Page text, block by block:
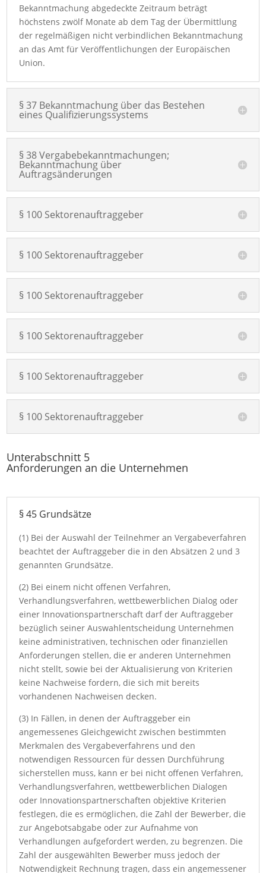
Bekanntmachung abgedeckte Zeitraum beträgt
höchstens zwölf Monate ab dem Tag der Übermittlung
der regelmäßigen nicht verbindlichen Bekanntmachung
an das Amt für Veröffentlichungen der Europäischen
Union.
§ 37 Bekanntmachung über das Bestehen
eines Qualifizierungssystems
§ 38 Vergabebekanntmachungen;
Bekanntmachung über
Auftragsänderungen
§ 100 Sektorenauftraggeber
§ 100 Sektorenauftraggeber
§ 100 Sektorenauftraggeber
§ 100 Sektorenauftraggeber
§ 100 Sektorenauftraggeber
§ 100 Sektorenauftraggeber
Unterabschnitt 5
Anforderungen an die Unternehmen
§ 45 Grundsätze
(1) Bei der Auswahl der Teilnehmer an Vergabeverfahren
beachtet der Auftraggeber die in den Absätzen 2 und 3
genannten Grundsätze.
(2) Bei einem nicht offenen Verfahren,
Verhandlungsverfahren, wettbewerblichen Dialog oder
einer Innovationspartnerschaft darf der Auftraggeber
bezüglich seiner Auswahlentscheidung Unternehmen
keine administrativen, technischen oder finanziellen
Anforderungen stellen, die er anderen Unternehmen
nicht stellt, sowie bei der Aktualisierung von Kriterien
keine Nachweise fordern, die sich mit bereits
vorhandenen Nachweisen decken.
(3) In Fällen, in denen der Auftraggeber ein
angemessenes Gleichgewicht zwischen bestimmten
Merkmalen des Vergabeverfahrens und den
notwendigen Ressourcen für dessen Durchführung
sicherstellen muss, kann er bei nicht offenen Verfahren,
Verhandlungsverfahren, wettbewerblichen Dialogen
oder Innovationspartnerschaften objektive Kriterien
festlegen, die es ermöglichen, die Zahl der Bewerber, die
zur Angebotsabgabe oder zur Aufnahme von
Verhandlungen aufgefordert werden, zu begrenzen. Die
Zahl der ausgewählten Bewerber muss jedoch der
Notwendigkeit Rechnung tragen, dass ein angemessener